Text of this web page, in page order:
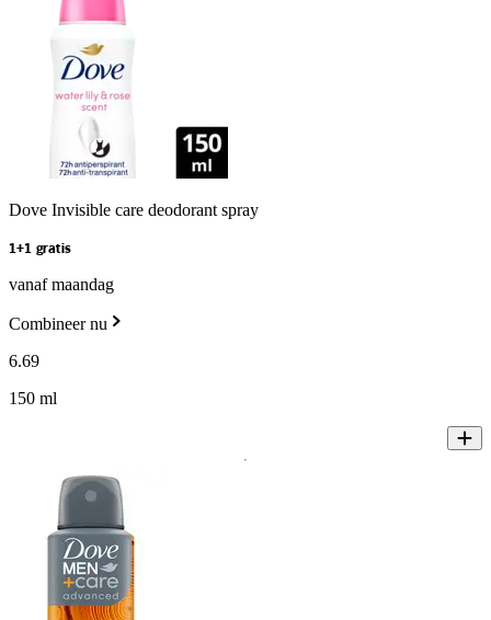
Dove Invisible care deodorant spray
1+1 gratis
vanaf maandag
Combineer nu
6.69
150 ml